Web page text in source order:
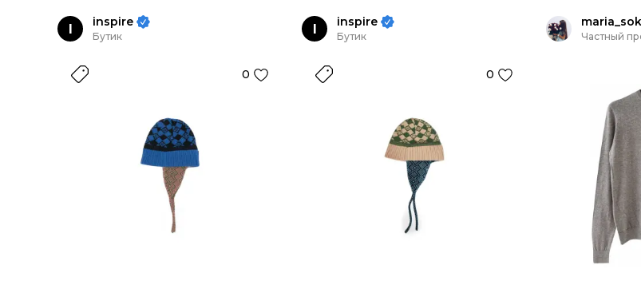
I inspire
Бутик
0
I inspire
Бутик
0
Частный